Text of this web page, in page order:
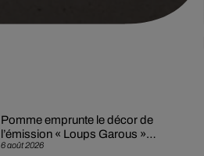
6 août 2026
Pomme emprunte le décor de
l’émission « Loups Garous »
pour son...